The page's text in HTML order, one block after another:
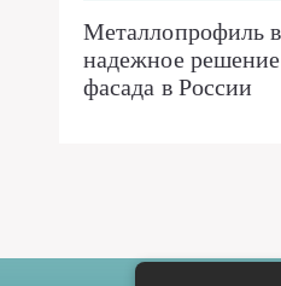
Металлопрофиль
надежное
фасада в России